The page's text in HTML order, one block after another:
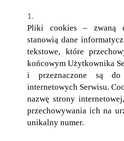
Pliki cookies – zwaną
stanowią dane
tekstowe, które
końcowym Użytkownika
i przeznaczone są
internetowych Serwisu.
nazwę strony
przechowywania ich na
unikalny numer.